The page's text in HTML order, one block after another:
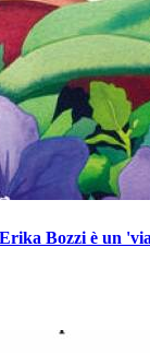
Bozzi è un